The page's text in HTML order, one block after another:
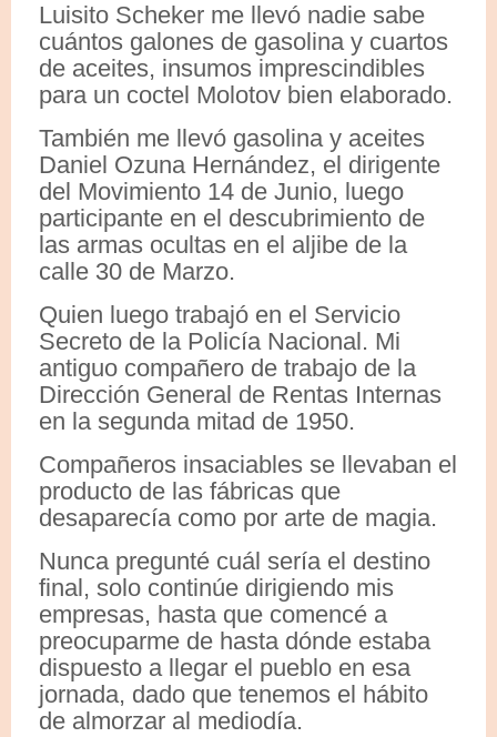
Luisito Scheker me llevó nadie sabe
cuántos galones de gasolina y cuartos
de aceites, insumos imprescindibles
para un coctel Molotov bien elaborado.
También me llevó gasolina y aceites
Daniel Ozuna Hernández, el dirigente
del Movimiento 14 de Junio, luego
participante en el descubrimiento de
las armas ocultas en el aljibe de la
calle 30 de Marzo.
Quien luego trabajó en el Servicio
Secreto de la Policía Nacional. Mi
antiguo compañero de trabajo de la
Dirección General de Rentas Internas
en la segunda mitad de 1950.
Compañeros insaciables se llevaban el
producto de las fábricas que
desaparecía como por arte de magia.
Nunca pregunté cuál sería el destino
final, solo continúe dirigiendo mis
empresas, hasta que comencé a
preocuparme de hasta dónde estaba
dispuesto a llegar el pueblo en esa
jornada, dado que tenemos el hábito
de almorzar al mediodía.